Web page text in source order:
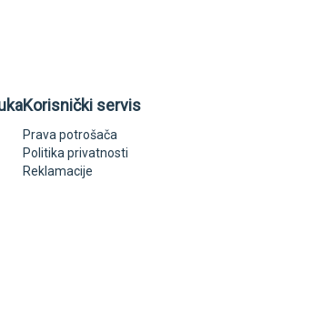
Korisnički servis
Prava potrošača
Politika privatnosti
Reklamacije